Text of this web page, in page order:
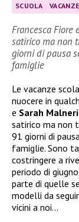
SCUOLA
Francesca
satirico ma non
giorni di pausa
famiglie
Le vacanze
nuocere in
e Sarah
satirico ma non
91 giorni di
famiglie. Sono
costringere a
periodo di
parte di quelle
modelli da
vicini a noi…